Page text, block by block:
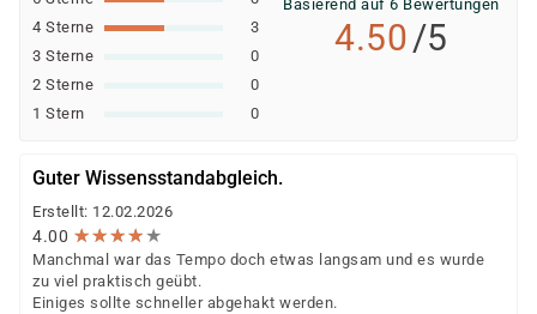
Schaltungen, logische Operatoren,
Wahrheitstabellen
Datentypen, Kontrollstrukturen
Gegenüberstellung der Fachrichtungen:
Vorstellung Lehrplan Anwendungsentwicklung
Vorstellung Lehrplan Systemintegration
4 Sterne
3
3 Sterne
0
2 Sterne
0
1 Stern
0
Basierend auf 6 Bewertungen
4.50/5
Guter Wissensstandabgleich.
Erstellt: 12.02.2026
4.00 ★★★★★
★★★★★
Manchmal war das Tempo doch etwas langsam und es wurde
zu viel praktisch geübt.
Einiges sollte schneller abgehakt werden.